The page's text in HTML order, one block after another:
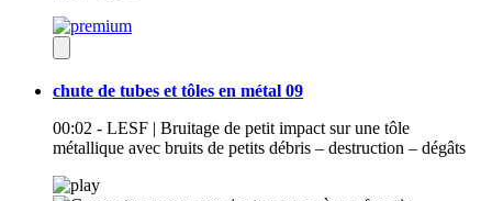
chute de tubes et tôles en métal 09
00:02 - LESF | Bruitage de petit impact sur une tôle
métallique avec bruits de petits débris – destruction – dégâts